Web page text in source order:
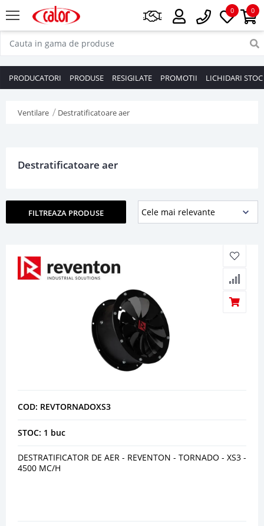
0
0
PRODUCATORI PRODUSE RESIGILATE PROMOTII LICHIDARI STOC
Ventilare Destratificatoare aer
Destratificatoare aer
FILTREAZA PRODUSE
COD: REVTORNADOXS3
STOC: 1 buc
DESTRATIFICATOR DE AER - REVENTON - TORNADO - XS3 -
4500 MC/H